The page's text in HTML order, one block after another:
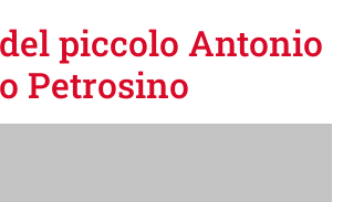
piccolo Antonio
Petrosino